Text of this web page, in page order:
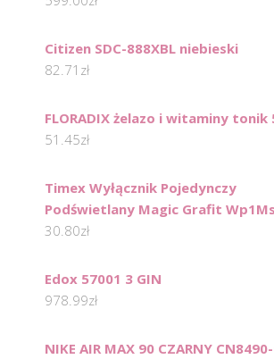
Citizen SDC-888XBL niebieski
82.71 zł
FLORADIX żelazo i witaminy tonik
51.45zł
Timex Wyłącznik Pojedynczy
Podświetlany Magic Grafit Wp1Ms
30.80zł
Edox 57001 3 GIN
978.99zł
NIKE AIR MAX 90 CZARNY